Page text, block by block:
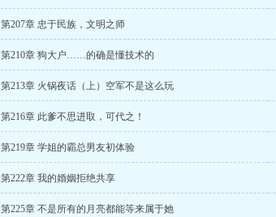
第207章 忠于民族，文明之师
第210章 狗大户……的确是懂技术的
第213章 火锅夜话（上）空军不是这么玩
第216章 此爹不思进取，可代之！
第219章 学姐的霸总男友初体验
第222章 我的婚姻拒绝共享
第225章 不是所有的月亮都能等来属于她